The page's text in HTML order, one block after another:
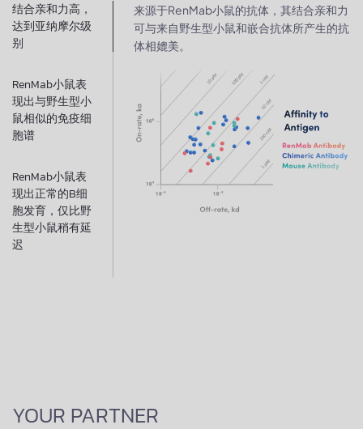
结合亲和力高，
达到亚纳摩尔级
别​
RenMab小鼠表
现出与野生型小
鼠相似的免疫细
胞谱
RenMab小鼠表
现出正常的B细
胞发育，仅比野
生型小鼠稍有延
迟​
来源于RenMab小鼠的抗体，其结合亲和力
可与来自野生型小鼠和嵌合抗体所产生的抗
体相媲美。
YOUR PARTNER